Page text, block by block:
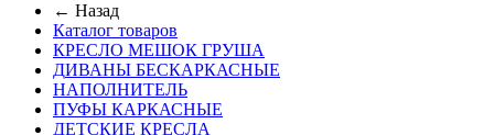
← Назад
Каталог товаров
КРЕСЛО МЕШОК ГРУША
ДИВАНЫ БЕСКАРКАСНЫЕ
НАПОЛНИТЕЛЬ
ПУФЫ КАРКАСНЫЕ
ДЕТСКИЕ КРЕСЛА